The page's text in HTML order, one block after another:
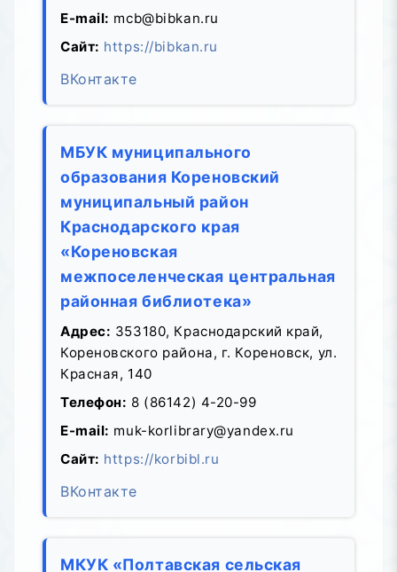
E-mail: mcb@bibkan.ru
Сайт: https://bibkan.ru
ВКонтакте
МБУК муниципального
образования Кореновский
муниципальный район
Краснодарского края
«Кореновская
межпоселенческая центральная
районная библиотека»
Адрес: 353180, Краснодарский край,
Кореновского района, г. Кореновск, ул.
Красная, 140
Телефон: 8 (86142) 4-20-99
E-mail: muk-korlibrary@yandex.ru
Сайт: https://korbibl.ru
ВКонтакте
МКУК «Полтавская сельская